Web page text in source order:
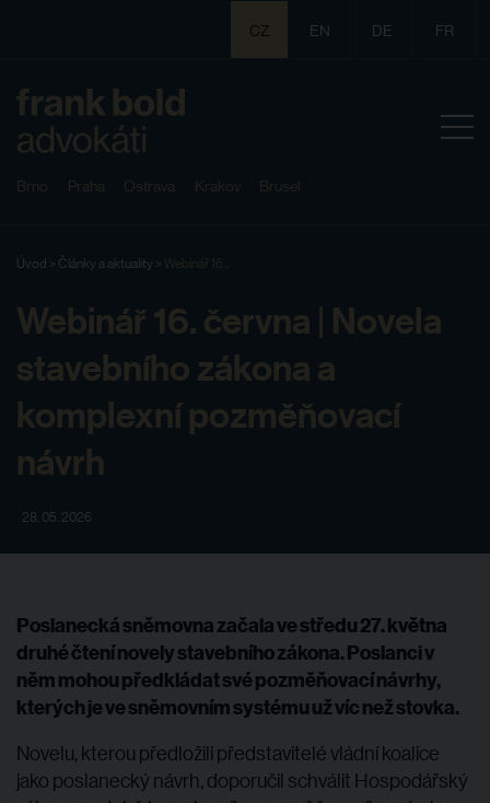
CZ EN DE FR
Brno Praha Ostrava Krakov Brusel
Úvod > Články a aktuality > Webinář 16...
Webinář 16. června | Novela
stavebního zákona a
komplexní pozměňovací
návrh
28. 05. 2026
Poslanecká sněmovna začala ve středu 27. května
druhé čtení novely stavebního zákona. Poslanci v
něm mohou předkládat své pozměňovací návrhy,
kterých je ve sněmovním systému už víc než stovka.
Novelu, kterou předložili představitelé vládní koalice
jako poslanecký návrh, doporučil schválit Hospodářský